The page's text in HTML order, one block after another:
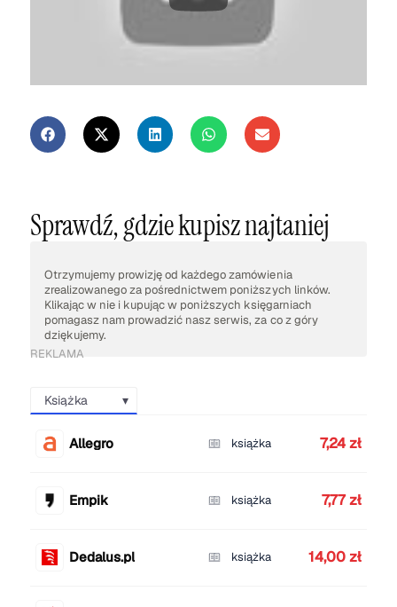
Sprawdź, gdzie kupisz najtaniej
Otrzymujemy prowizję od każdego zamówienia
zrealizowanego za pośrednictwem poniższych linków.
Klikając w nie i kupując w poniższych księgarniach
pomagasz nam prowadzić nasz serwis, za co z góry
dziękujemy.
REKLAMA
Książka
Allegro książka 7,24 zł
Empik książka 7,77 zł
Dedalus.pl książka 14,00 zł